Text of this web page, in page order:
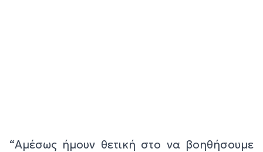
“Αμέσως ήμουν θετική στο να βοηθήσουμε